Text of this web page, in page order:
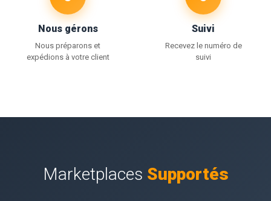
Nous gérons
Nous préparons et
expédions à votre client
Suivi
Recevez le numéro de
suivi
Marketplaces Supportés